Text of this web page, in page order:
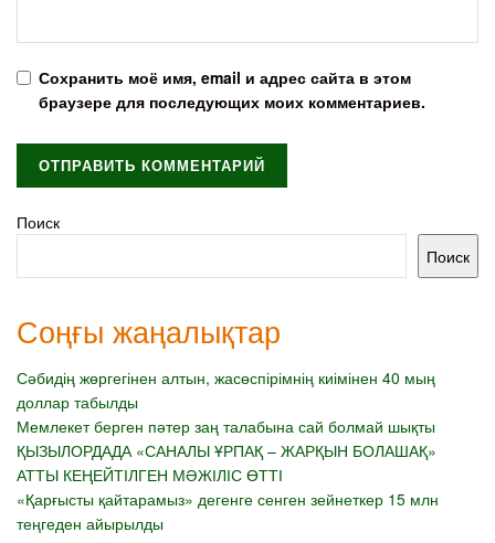
Сохранить моё имя, email и адрес сайта в этом
браузере для последующих моих комментариев.
Поиск
Поиск
Соңғы жаңалықтар
Сәбидің жөргегінен алтын, жасөспірімнің киімінен 40 мың
доллар табылды
Мемлекет берген пәтер заң талабына сай болмай шықты
ҚЫЗЫЛОРДАДА «САНАЛЫ ҰРПАҚ – ЖАРҚЫН БОЛАШАҚ»
АТТЫ КЕҢЕЙТІЛГЕН МӘЖІЛІС ӨТТІ
«Қарғысты қайтарамыз» дегенге сенген зейнеткер 15 млн
теңгеден айырылды